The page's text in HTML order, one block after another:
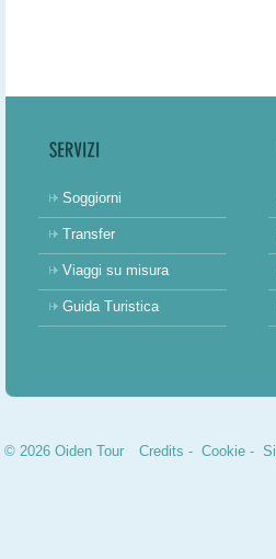
Soggiorni
Transfer
Viaggi su misura
Guida Turistica
© 2026 Oiden Tour Credits -Cookie -